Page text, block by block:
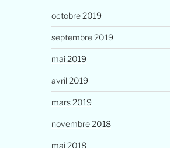
octobre 2019
septembre 2019
mai 2019
avril 2019
mars 2019
novembre 2018
mai 2018